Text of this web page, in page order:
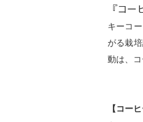
『コ
キーコ
がる栽
動は、
【コー